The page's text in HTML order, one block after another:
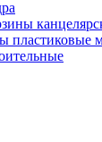
пластиковые